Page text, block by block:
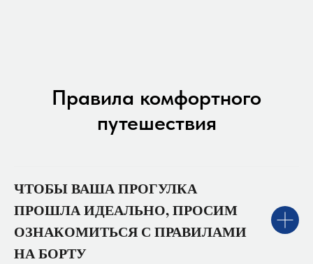
Правила комфортного
путешествия
ЧТОБЫ ВАША ПРОГУЛКА
ПРОШЛА ИДЕАЛЬНО, ПРОСИМ
ОЗНАКОМИТЬСЯ С ПРАВИЛАМИ
НА БОРТУ